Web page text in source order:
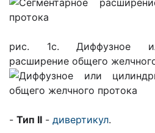
рис. 1с. Диффузное
расширение общего
- Тип II - дивертикул.